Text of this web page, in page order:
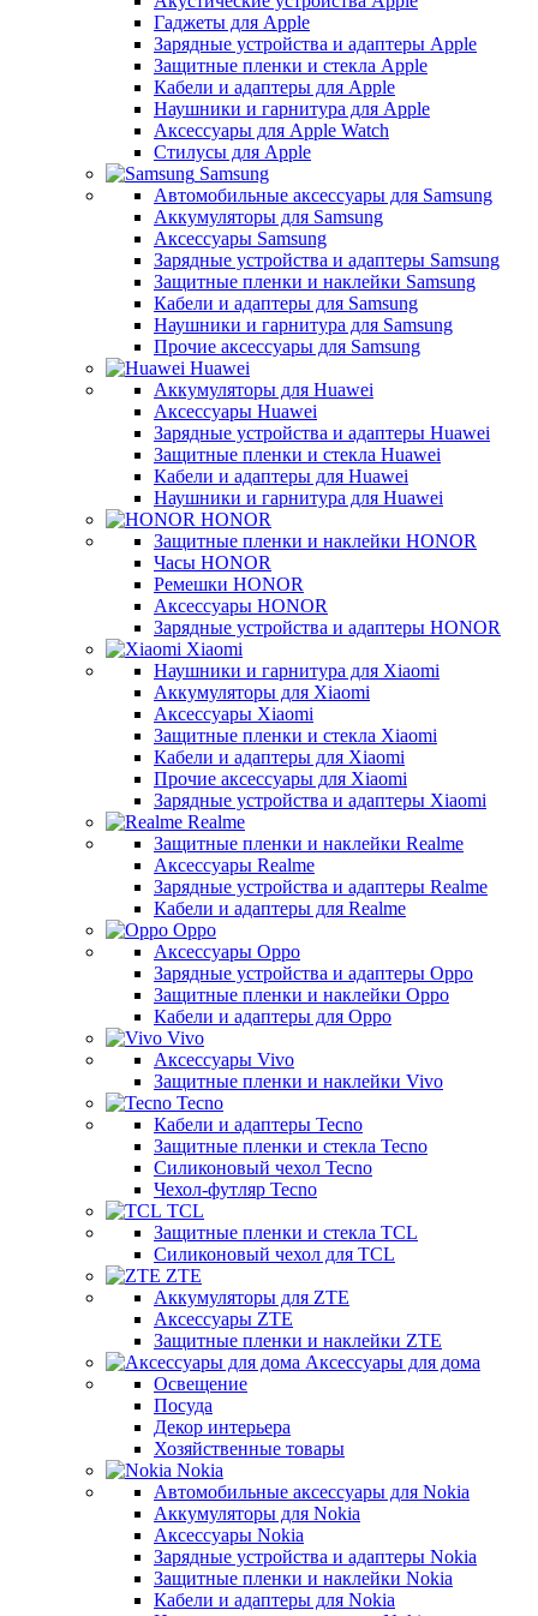
Гаджеты для Apple
Зарядные устройства и адаптеры Apple
Защитные пленки и стекла Apple
Кабели и адаптеры для Apple
Наушники и гарнитура для Apple
Аксессуары для Apple Watch
Стилусы для Apple
Samsung
Автомобильные аксессуары для Samsung
Аккумуляторы для Samsung
Аксессуары Samsung
Зарядные устройства и адаптеры Samsung
Защитные пленки и наклейки Samsung
Кабели и адаптеры для Samsung
Наушники и гарнитура для Samsung
Прочие аксессуары для Samsung
Huawei
Аккумуляторы для Huawei
Аксессуары Huawei
Зарядные устройства и адаптеры Huawei
Защитные пленки и стекла Huawei
Кабели и адаптеры для Huawei
Наушники и гарнитура для Huawei
HONOR
Защитные пленки и наклейки HONOR
Часы HONOR
Ремешки HONOR
Аксессуары HONOR
Зарядные устройства и адаптеры HONOR
Xiaomi
Наушники и гарнитура для Xiaomi
Аккумуляторы для Xiaomi
Аксессуары Xiaomi
Защитные пленки и стекла Xiaomi
Кабели и адаптеры для Xiaomi
Прочие аксессуары для Xiaomi
Зарядные устройства и адаптеры Xiaomi
Realme
Защитные пленки и наклейки Realme
Аксессуары Realme
Зарядные устройства и адаптеры Realme
Кабели и адаптеры для Realme
Oppo
Аксессуары Oppo
Зарядные устройства и адаптеры Oppo
Защитные пленки и наклейки Oppo
Кабели и адаптеры для Oppo
Vivo
Аксессуары Vivo
Защитные пленки и наклейки Vivo
Tecno
Кабели и адаптеры Tecno
Защитные пленки и стекла Tecno
Силиконовый чехол Tecno
Чехол-футляр Tecno
TCL
Защитные пленки и стекла TCL
Силиконовый чехол для TCL
ZTE
Аккумуляторы для ZTE
Аксессуары ZTE
Защитные пленки и наклейки ZTE
Аксессуары для дома
Освещение
Посуда
Декор интерьера
Хозяйственные товары
Nokia
Автомобильные аксессуары для Nokia
Аккумуляторы для Nokia
Аксессуары Nokia
Зарядные устройства и адаптеры Nokia
Защитные пленки и наклейки Nokia
Кабели и адаптеры для Nokia